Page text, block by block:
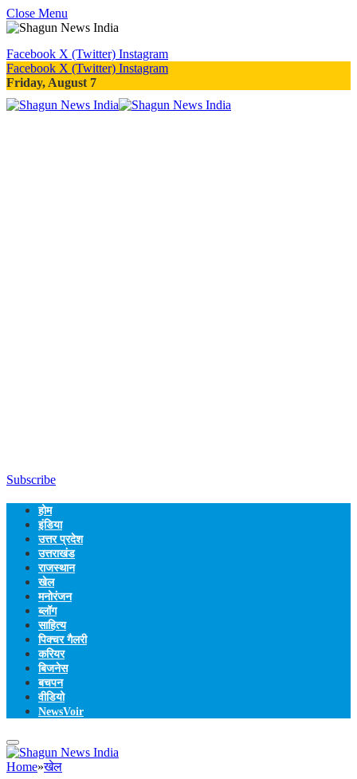
Close Menu
Facebook X (Twitter) Instagram
Facebook X (Twitter) Instagram
Friday, August 7
Subscribe
होम
इंडिया
उत्तर प्रदेश
उत्तराखंड
राजस्थान
खेल
मनोरंजन
ब्लॉग
साहित्य
पिक्चर गैलरी
करियर
बिजनेस
बचपन
वीडियो
NewsVoir
Home»खेल